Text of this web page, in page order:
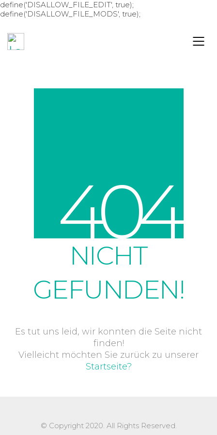
define('DISALLOW_FILE_EDIT', true);
define('DISALLOW_FILE_MODS', true);
404
NICHT
GEFUNDEN!
Es tut uns leid, wir konnten die Seite nicht
finden!
Vielleicht möchten Sie zurück zu unserer
Startseite?
© Copyright 2020. All Rights Reserved.